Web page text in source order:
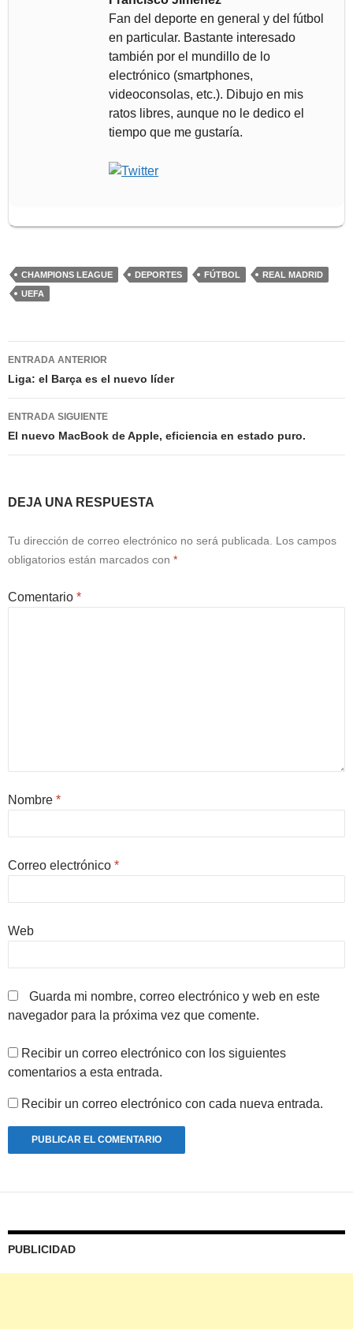
Fan del deporte en general y del fútbol
en particular. Bastante interesado
también por el mundillo de lo
electrónico (smartphones,
videoconsolas, etc.). Dibujo en mis
ratos libres, aunque no le dedico el
tiempo que me gustaría.
CHAMPIONS LEAGUE DEPORTES FÚTBOL
REAL MADRID
UEFA
Navegación
de
entradas
ENTRADA ANTERIOR
Liga: el Barça es el nuevo líder
ENTRADA SIGUIENTE
El nuevo MacBook de Apple, eficiencia en estado puro.
DEJA UNA RESPUESTA
Tu dirección de correo electrónico no será publicada.
Los campos
obligatorios están marcados con *
Comentario *
Nombre *
Correo electrónico *
Web
Guarda mi nombre, correo electrónico y web en este
navegador para la próxima vez que comente.
Recibir un correo electrónico con los siguientes
comentarios a esta entrada.
Recibir un correo electrónico con cada nueva entrada.
PUBLICIDAD